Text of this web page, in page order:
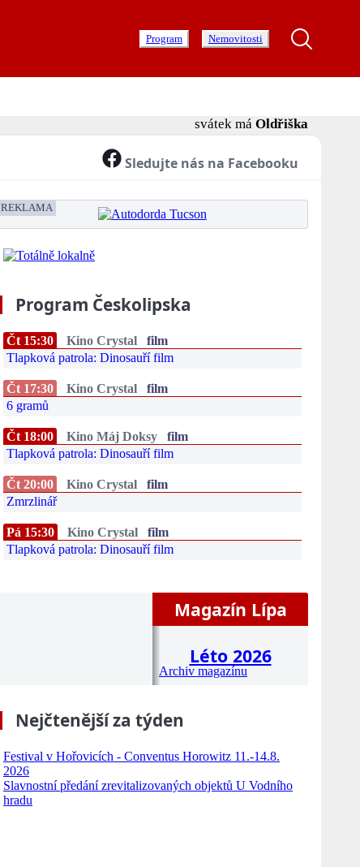
Program Nemovitosti
svátek má Oldřiška
Sledujte nás na Facebooku
REKLAMA
Program Českolipska
Čt 15:30 Kino Crystal
film
Tlapková patrola: Dinosauří film
Čt 17:30 Kino Crystal
film
6 gramů
Čt 18:00 Kino Máj Doksy
film
Tlapková patrola: Dinosauří film
Čt 20:00 Kino Crystal
film
Zmrzlinář
Pá 15:30 Kino Crystal
film
Tlapková patrola: Dinosauří film
Magazín Lípa
Léto 2026
Archiv magazínu
Nejčtenější za týden
Festival v Hořovicích - Conventus Horowitz 11.-14.8.
2026
Slavnostní předání zrevitalizovaných objektů U Vodního
hradu